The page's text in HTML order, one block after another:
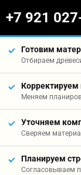
+7 921
Готовим
Отбираем
Корректируем
Меняем
Уточняем
Сверяем
Планируем
Согласовываем